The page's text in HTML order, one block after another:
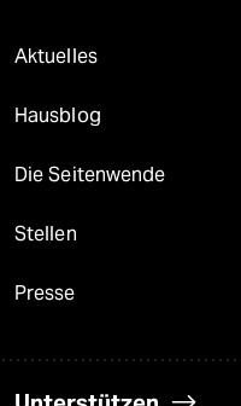
Aktuelles
Hausblog
Die Seitenwende
Stellen
Presse